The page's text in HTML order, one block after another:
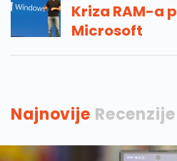
Kriza RAM-a
Microsoft
Najnovije Recenzije